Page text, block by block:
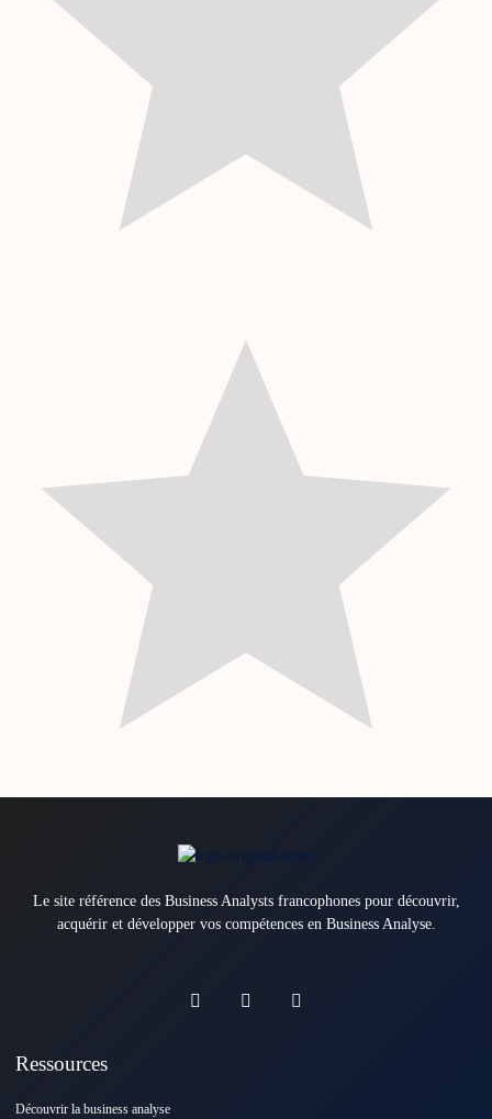
Le site référence des Business Analysts francophones pour découvrir,
acquérir et développer vos compétences en Business Analyse.
Ressources
Découvrir la business analyse